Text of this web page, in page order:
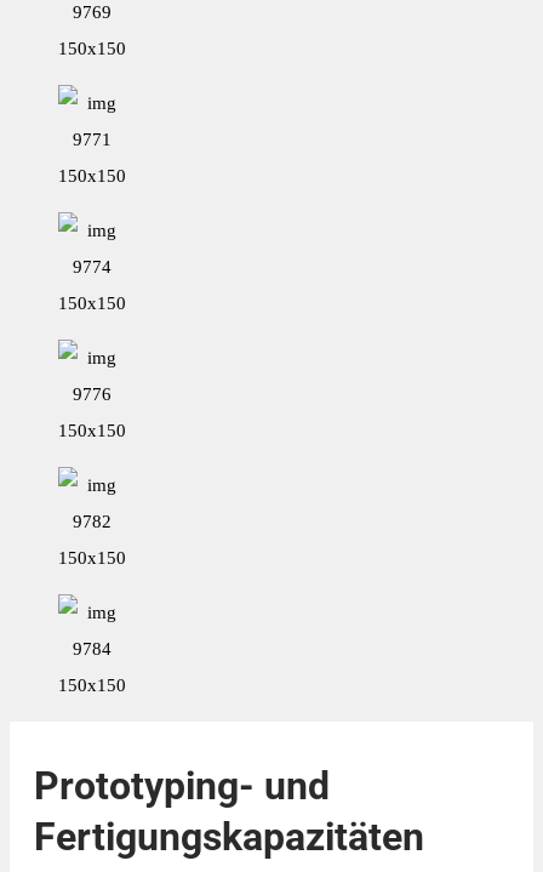
Prototyping- und
Fertigungskapazitäten